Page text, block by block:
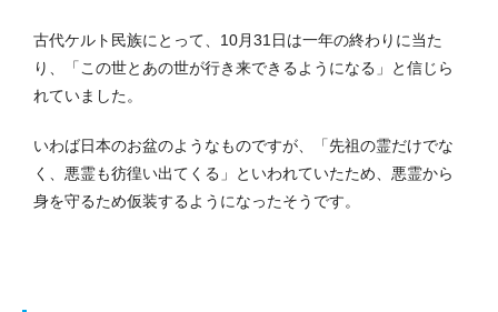
古代ケルト民族にとって、10月31日は一年の終わりに当た
り、「この世とあの世が行き来できるようになる」と信じら
れていました。
いわば日本のお盆のようなものですが、「先祖の霊だけでな
く、悪霊も彷徨い出てくる」といわれていたため、悪霊から
身を守るため仮装するようになったそうです。